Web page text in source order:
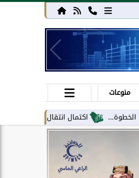
منوعات
اكتمال انتقال مركز معلومات الحج